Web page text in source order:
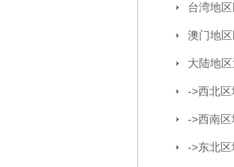
台湾地
澳门地
大陆地
->西北区
->西南区
->东北区